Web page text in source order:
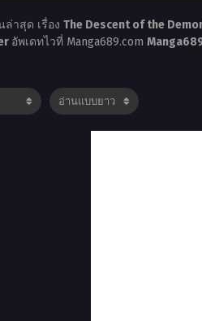
าสุด เรื่อง The Descent of the
อัพเดทไวที่ Manga689.com